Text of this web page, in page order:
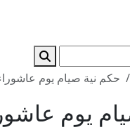
حكم نية صيام يوم عاشوراء
يوم